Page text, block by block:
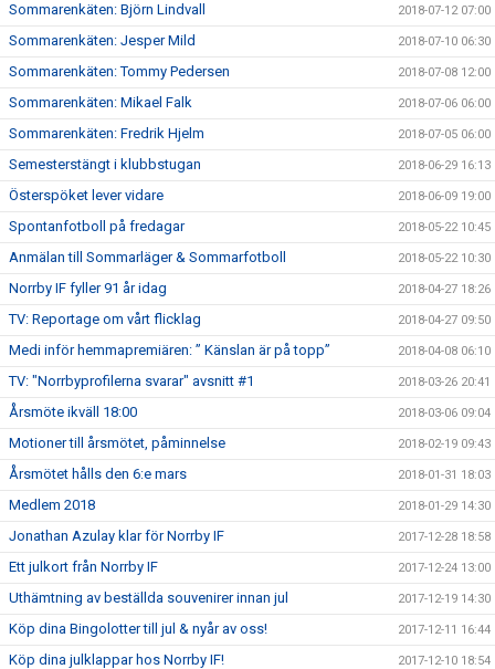
Sommarenkäten: Björn Lindvall 2018-07-12 07:00
Sommarenkäten: Jesper Mild 2018-07-10 06:30
Sommarenkäten: Tommy Pedersen 2018-07-08 12:00
Sommarenkäten: Mikael Falk 2018-07-06 06:00
Sommarenkäten: Fredrik Hjelm 2018-07-05 06:00
Semesterstängt i klubbstugan 2018-06-29 16:13
Österspöket lever vidare 2018-06-09 19:00
Spontanfotboll på fredagar 2018-05-22 10:45
Anmälan till Sommarläger & Sommarfotboll 2018-05-22 10:30
Norrby IF fyller 91 år idag 2018-04-27 18:26
TV: Reportage om vårt flicklag 2018-04-27 09:50
Medi inför hemmapremiären: ” Känslan är på topp” 2018-04-08 06:10
TV: "Norrbyprofilerna svarar" avsnitt #1 2018-03-26 20:41
Årsmöte ikväll 18:00 2018-03-06 09:04
Motioner till årsmötet, påminnelse 2018-02-19 09:43
Årsmötet hålls den 6:e mars 2018-01-31 18:03
Medlem 2018 2018-01-29 14:30
Jonathan Azulay klar för Norrby IF 2017-12-28 18:58
Ett julkort från Norrby IF 2017-12-24 13:00
Uthämtning av beställda souvenirer innan jul 2017-12-19 14:30
Köp dina Bingolotter till jul & nyår av oss! 2017-12-11 16:44
Köp dina julklappar hos Norrby IF! 2017-12-10 18:54